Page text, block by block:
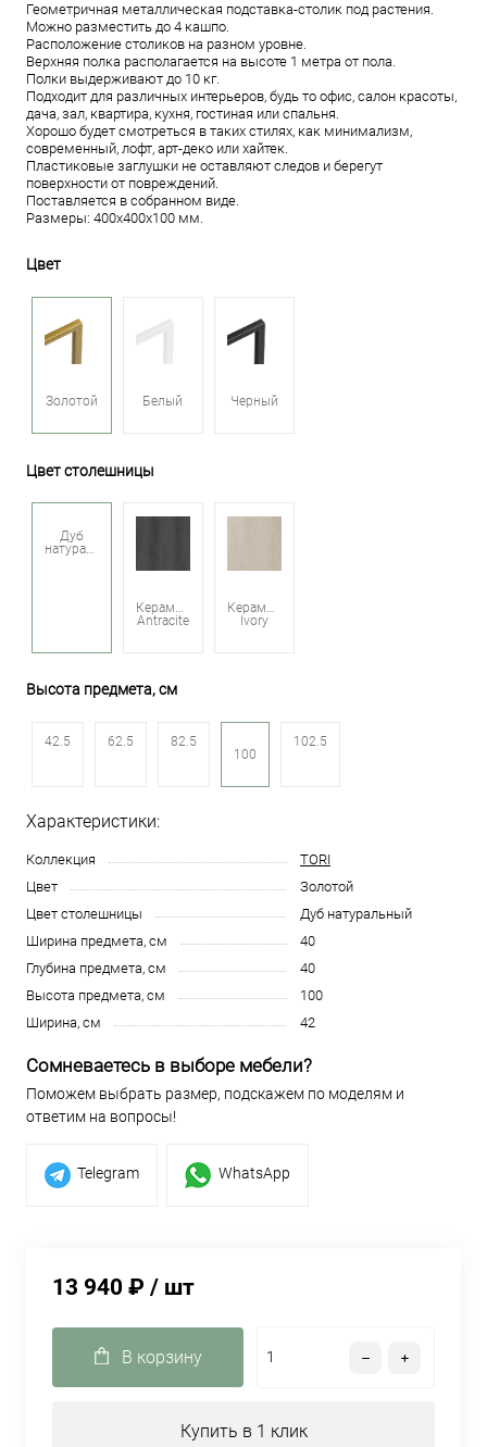
Геометричная металлическая подставка-столик под растения.
Можно разместить до 4 кашпо.
Расположение столиков на разном уровне.
Верхняя полка располагается на высоте 1 метра от пола.
Полки выдерживают до 10 кг.
Подходит для различных интерьеров, будь то офис, салон красоты,
дача, зал, квартира, кухня, гостиная или спальня.
Хорошо будет смотреться в таких стилях, как минимализм,
современный, лофт, арт-деко или хайтек.
Пластиковые заглушки не оставляют следов и берегут
поверхности от повреждений.
Поставляется в собранном виде.
Размеры: 400х400х100 мм.
Цвет
Золотой Белый Черный
Цвет столешницы
Дуб
натуральный
Керамика
Antracite
Керамика
Ivory
Высота предмета, см
42.5 62.5
82.5
100
102.5
Характеристики:
Коллекция
TORI
Цвет
Золотой
Цвет столешницы
Дуб натуральный
Ширина предмета, см
40
Глубина предмета, см
40
Высота предмета, см
100
Ширина, см
42
Сомневаетесь в выборе мебели?
Поможем выбрать размер, подскажем по моделям и
ответим на вопросы!
Telegram WhatsApp
13 940 ₽ / шт
В корзину
Купить в 1 клик